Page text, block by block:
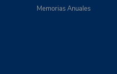
Memorias Anuales